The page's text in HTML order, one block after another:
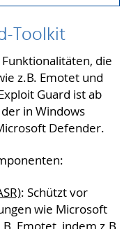
Toolkit
die
z.B. Emotet und
Guard ist ab
in Windows
Defender.
: Schützt vor
wie Microsoft